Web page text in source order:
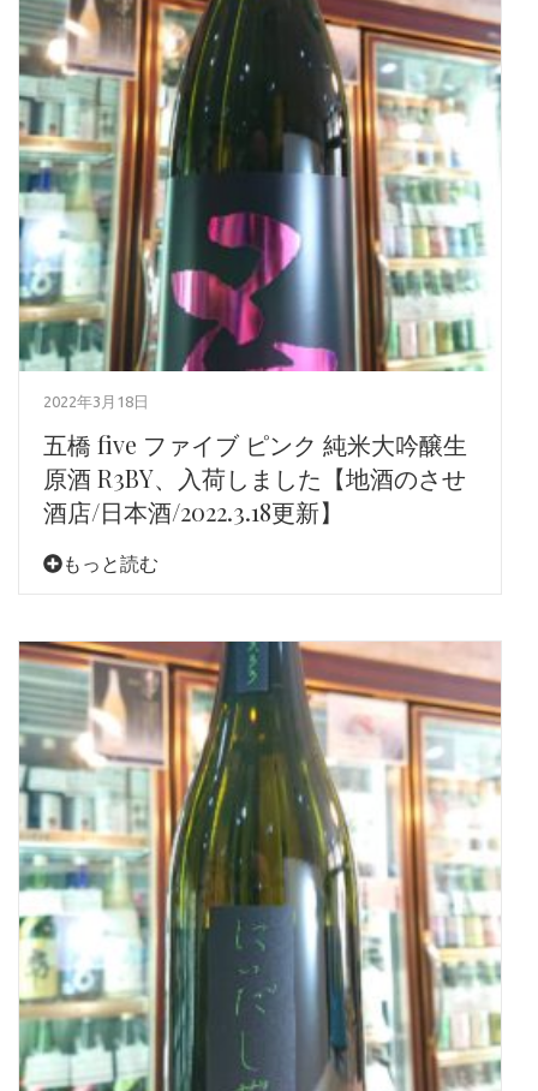
2022年3月18日
五橋 five ファイブ ピンク 純米大吟醸生
原酒 R3BY、入荷しました【地酒のさせ
酒店/日本酒/2022.3.18更新】
もっと読む